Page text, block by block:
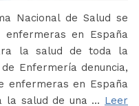
Nacional de Salud se
en España
la salud de toda la
Enfermería denuncia,
enfermeras en España
la salud de una … Leer